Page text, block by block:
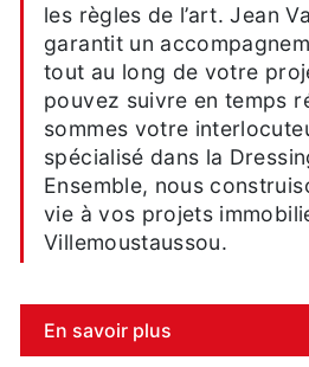
les règles de l’art. Jean
garantit un
tout au long de votre
pouvez suivre en temps
sommes votre
spécialisé dans la
Ensemble, nous
vie à vos projets
Villemoustaussou.
En savoir plus